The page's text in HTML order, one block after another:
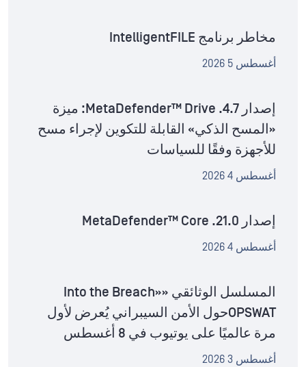
مخاطر برنامج IntelligentFILE
أغسطس 5 2026
إصدار MetaDefender™ Drive .4.7: ميزة
«المسح الذكي» القابلة للتكوين لإجراء مسح
للأجهزة وفقًا للسياسات
أغسطس 4 2026
إصدار MetaDefender™ Core .21.0
أغسطس 4 2026
المسلسل الوثائقي «Into the Breach»
OPSWATحول الأمن السيبراني يُعرض لأول
مرة عالميًا على يوتيوب في 8 أغسطس
أغسطس 3 2026